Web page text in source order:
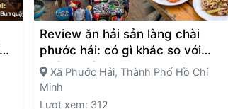
Review ăn hải sản làng chài
phước hải: có gì khác so với
quán thường?
Xã Phước Hải, Thành Phố Hồ Chí
Minh
Lượt xem: 312